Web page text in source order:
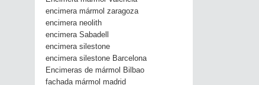
encimera mármol zaragoza
encimera neolith
encimera Sabadell
encimera silestone
encimera silestone Barcelona
Encimeras de mármol Bilbao
fachada mármol madrid